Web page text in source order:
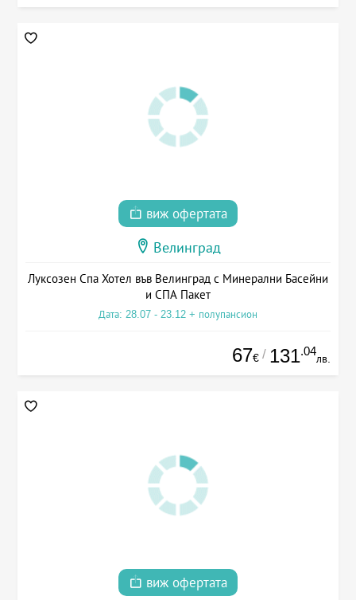
виж офертата
Велинград
Луксозен Спа Хотел във Велинград с Минерални Басейни
и СПА Пакет
Дата: 28.07 - 23.12 + полупансион
67€ / 131.04
лв.
виж офертата